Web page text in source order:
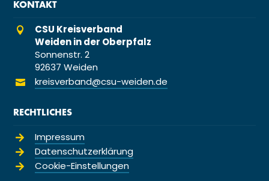
KONTAKT

CSU Kreisverband
Weiden in der Oberpfalz
Sonnenstr. 2
92637 Weiden
 kreisverband@csu-weiden.de
RECHTLICHES
 Impressum
 Datenschutzerklärung
 Cookie-Einstellungen